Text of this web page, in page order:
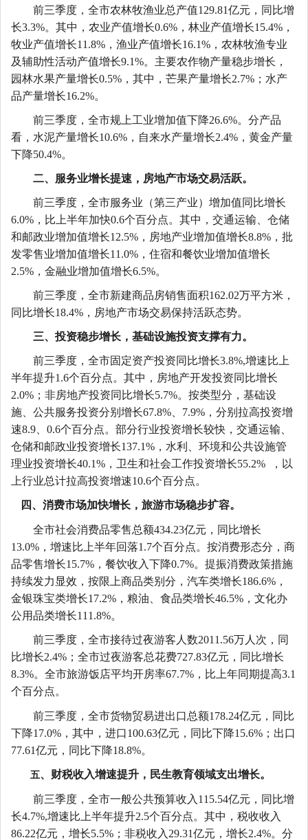
前三季度，全市农林牧渔业总产值129.81亿元，同比增
长3.3%。其中，农业产值增长0.6%，林业产值增长15.4%，
牧业产值增长11.8%，渔业产值增长16.1%，农林牧渔专业
及辅助性活动产值增长9.1%。主要农作物产量稳步增长，
园林水果产量增长0.5%，其中，芒果产量增长2.7%；水产
品产量增长16.2%。
前三季度，全市规上工业增加值下降26.6%。分产品
看，水泥产量增长10.6%，自来水产量增长2.4%，黄金产量
下降50.4%。
二、服务业增长提速，房地产市场交易活跃。
前三季度 ， 全市服务业（第三产业）增加值同比增长
6.0%，比 上半年加快0.6个百分点。其中，交通运输、仓储
和邮政业增加值增长12.5%，房地产业增加值增长8.8% ，批
发零售业增加值增长11.0%，住宿和餐饮业增加值增长
2.5%，金融业增加值增长6.5%。
前三季度，全市新建商品房销售面积162.02万平方米，
同比增长18.4%，房地产市场交易保持活跃态势。
三、投资稳步增长，基础设施投资支撑有力。
前三季度，全市固定资产投资同比增长3.8%,增速比上
半年提升1.6个百分点。其中，房地产开发投资同比增长
2.0%；非房地产投资同比增长5.7%。按类型分，基础设
施、公共服务投资分别增长67.8%、7.9%，分别拉高投资增
速8.9、0.6个百分点。部分行业投资增长较快， 交通运输、
仓储和邮政业投资增长137.1%， 水利、环境和公共设施管
理业投资增长40.1%， 卫生和社会工作投资增长55.2%
，以
上行业总计拉高投资增速10.6个百分点。
四、消费市场加快增长 ，旅游市场稳步扩容。
全市社会消费品零售总额434.23亿元，同比增长
13.0%，增速比上半年回落1.7个百分点。按消费形态分，商
品零售增长15.7%，餐饮收入下降0.7%。提振消费政策措施
持续发力显效，按限上商品类别分，汽车类增长186.6%，
金银珠宝类增长17.2%，粮油、食品类增长46.5%，文化办
公用品类增长111.8%。
前三季度，全市接待过夜游客人数2011.56万人次，同
比增长2.4%；全市过夜游客总花费727.83亿元，同比增长
8.3%。全市旅游饭店平均开房率67.7%，比上年同期提高3.1
个百分点。
前三季度，全市货物贸易进出口总额178.24亿元，同比
下降17.0%，其中，进口100.63亿元，同比下降15.6%；出口
77.61亿元，同比下降18.8%。
五、 财税收入增速提升，民生教育领域支出增长。
前三季度 ，全市一般公共预算收入 115.54亿元，同比增
长4.7%,增速比上半年提升2.5个百分点。 其中 ， 税收收入
86.22亿元，增长5.5%；非税收入 29.31亿元， 增长2.4%。 分